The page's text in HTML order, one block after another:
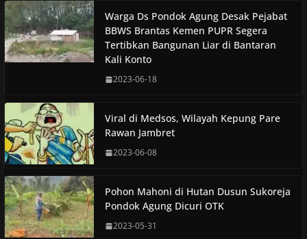
Warga Ds Pondok Agung Desak Pejabat
BBWS Brantas Kemen PUPR Segera
Tertibkan Bangunan Liar di Bantaran
Kali Konto
2023-06-18
Viral di Medsos, Wilayah Kepung Pare
Rawan Jambret
2023-06-08
Pohon Mahoni di Hutan Dusun Sukoreja
Pondok Agung Dicuri OTK
2023-05-31